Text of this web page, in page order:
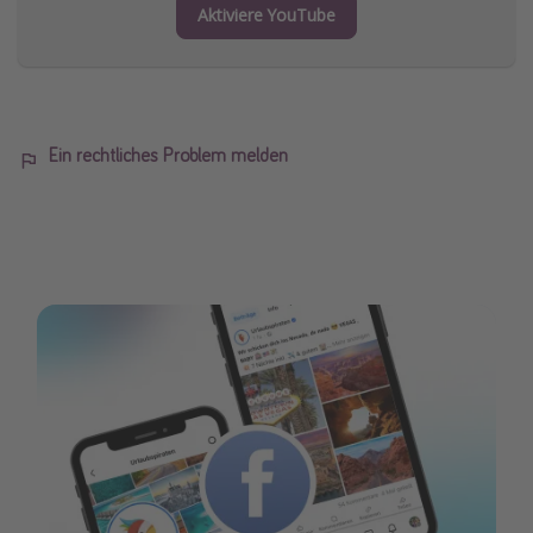
Aktiviere YouTube
Ein rechtliches Problem melden